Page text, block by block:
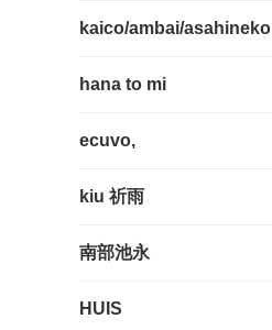
kaico/ambai/asahineko
hana to mi
ecuvo,
kiu 祈雨
南部池永
HUIS